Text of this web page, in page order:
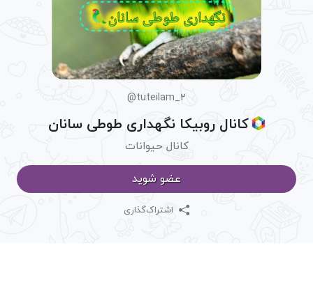
@tuteilam_2
کانال روبیکا نگهداری طوطی سانان
کانال حیوانات
عضو شوید
اشتراک‌گذاری